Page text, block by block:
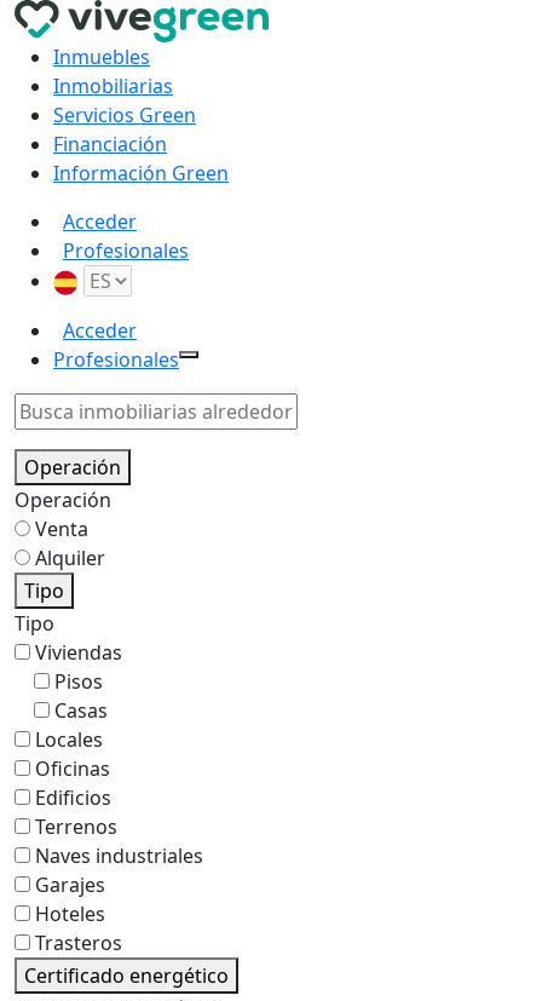
Inmuebles
Inmobiliarias
Servicios Green
Financiación
Información Green
Acceder
Profesionales
Acceder
Profesionales
Operación
Operación
Venta
Alquiler
Tipo
Tipo
Viviendas
Pisos
Casas
Locales
Oficinas
Edificios
Terrenos
Naves industriales
Garajes
Hoteles
Trasteros
Certificado energético